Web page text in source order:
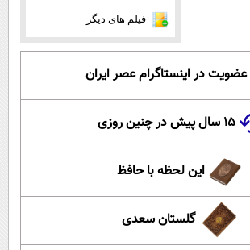
فیلم های دیگر
عضویت در اینستاگرام عصر ایران
۱۵ سال پیش در چنین روزی
این لحظه با حافظ
گلستان سعدی